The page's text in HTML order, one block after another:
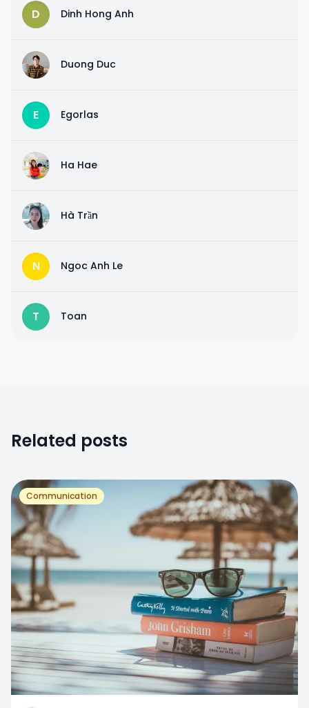
D Dinh Hong Anh
D Duong Duc
E Egorlas
H Ha Hae
H Hà Trần
N Ngoc Anh Le
T Toan
Related posts
Communication